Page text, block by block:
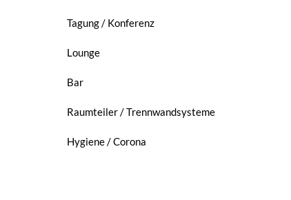
Tagung / Konferenz
Lounge
Bar
Raumteiler / Trennwandsysteme
Hygiene / Corona